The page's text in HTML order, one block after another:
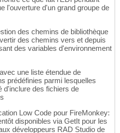
l'ouverture d'un grand groupe de
des chemins de bibliothèque
des chemins vers et depuis
des variables d'environnement
une liste étendue de
prédéfinies parmi lesquelles
d'inclure des fichiers de
Low Code pour FireMonkey:
disponibles via GetIt pour les
développeurs RAD Studio de